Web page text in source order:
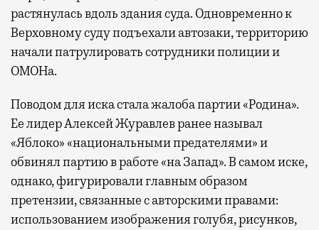
растянулась вдоль здания суда. Одновременно к
Верховному суду подъехали автозаки, территорию
начали патрулировать сотрудники полиции и
ОМОНа.
Поводом для иска стала жалоба партии «Родина».
Ее лидер Алексей Журавлев ранее называл
«Яблоко» «национальными предателями» и
обвинял партию в работе «на Запад». В самом иске,
однако, фигурировали главным образом
претензии, связанные с авторскими правами:
использованием изображения голубя, рисунков,